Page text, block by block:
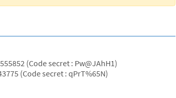
(Code secret : Pw@JAhH1)
(Code secret : qPrT%65N)